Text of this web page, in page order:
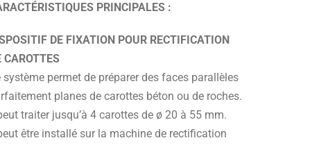
PRINCIPALES :
DE FIXATION POUR RECTIFICATION
CAROTTES
système permet de préparer des faces parallèles
planes de carottes béton ou de roches.
traiter jusqu’à 4 carottes de ø 20 à 55 mm.
être installé sur la machine de rectification